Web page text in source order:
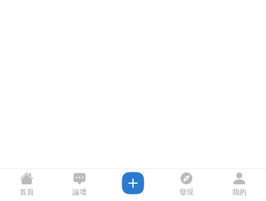
首頁 論壇 發現 我的